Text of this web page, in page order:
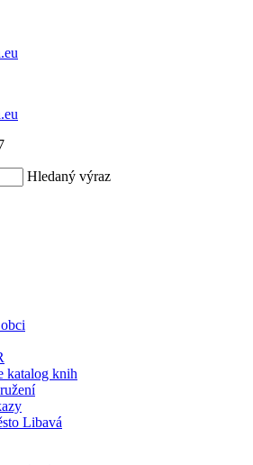
Hledaný výraz
katalog knih
Libavá